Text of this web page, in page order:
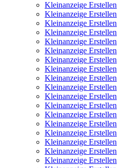
Kleinanzeige Erstellen
Kleinanzeige Erstellen
Kleinanzeige Erstellen
Kleinanzeige Erstellen
Kleinanzeige Erstellen
Kleinanzeige Erstellen
Kleinanzeige Erstellen
Kleinanzeige Erstellen
Kleinanzeige Erstellen
Kleinanzeige Erstellen
Kleinanzeige Erstellen
Kleinanzeige Erstellen
Kleinanzeige Erstellen
Kleinanzeige Erstellen
Kleinanzeige Erstellen
Kleinanzeige Erstellen
Kleinanzeige Erstellen
Kleinanzeige Erstellen